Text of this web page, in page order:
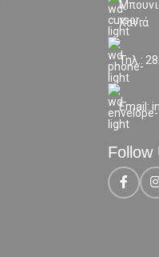
Χανιά
Τηλ.:
Email:
Follow